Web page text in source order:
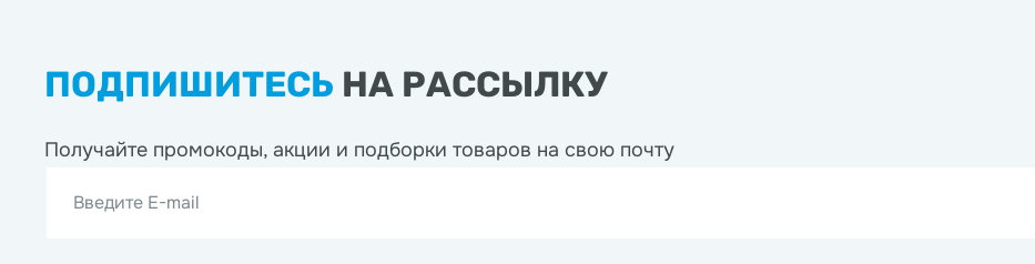
ПОДПИШИТЕСЬ НА РАССЫЛКУ
Получайте промокоды, акции и подборки товаров на свою почту
Введите E-mail